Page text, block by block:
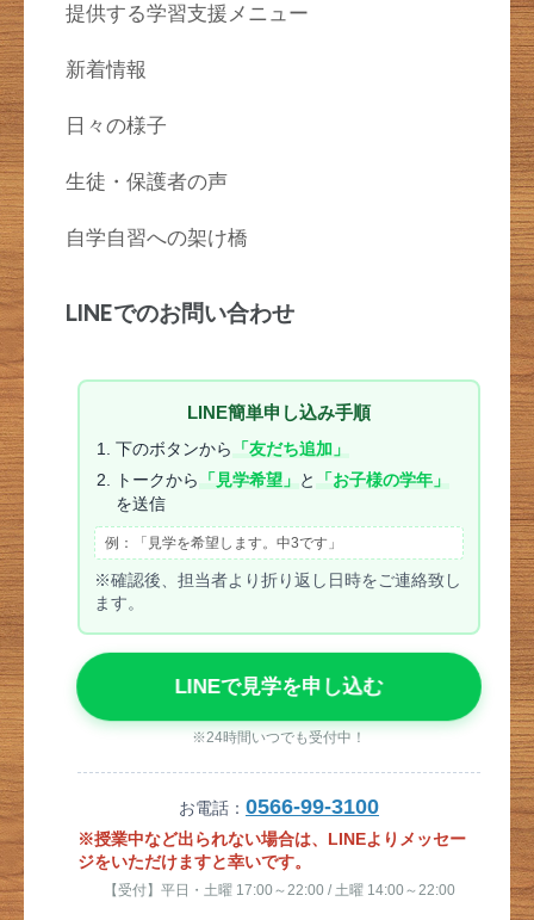
提供する学習支援メニュー
新着情報
日々の様子
生徒・保護者の声
自学自習への架け橋
LINEでのお問い合わせ
LINE簡単申し込み手順
下のボタンから
「友だち追加」
トークから
「見学希望」 と
「お子様の学年」
を送信
例：「見学を希望します。中3です」
※確認後、担当者より折り返し日時をご連絡致し
ます。
LINEで見学を申し込む
※24時間いつでも受付中！
お電話： 0566-99-3100
※授業中など出られない場合は、LINEよりメッセー
ジをいただけますと幸いです。
【受付】平日・土曜 17:00～22:00 / 土曜 14:00～22:00